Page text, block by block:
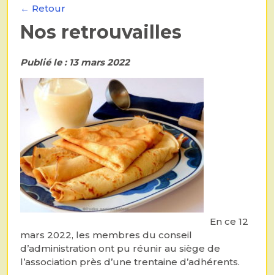
← Retour
Nos retrouvailles
Publié le : 13 mars 2022
En ce 12
mars 2022, les membres du conseil
d’administration ont pu réunir au siège de
l’association près d’une trentaine d’adhérents.